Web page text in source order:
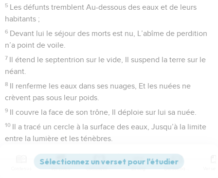
5 Les défunts tremblent Au-dessous des eaux et de leurs
habitants ;
6 Devant lui le séjour des morts est nu, L’abîme de perdition
n’a point de voile.
7 Il étend le septentrion sur le vide, Il suspend la terre sur le
néant.
8 Il renferme les eaux dans ses nuages, Et les nuées ne
crèvent pas sous leur poids.
9 Il couvre la face de son trône, Il déploie sur lui sa nuée.
10 Il a tracé un cercle à la surface des eaux, Jusqu’à la limite
entre la lumière et les ténèbres.
Les colonnes du ciel s’ébranlent Et s’étonnent à sa
Versions Commentaires Strong